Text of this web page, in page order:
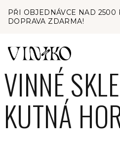
obsah
PŘI OBJEDNÁVCE NAD 2500
DOPRAVA ZDARMA!
VINNÉ
KUTNÁ